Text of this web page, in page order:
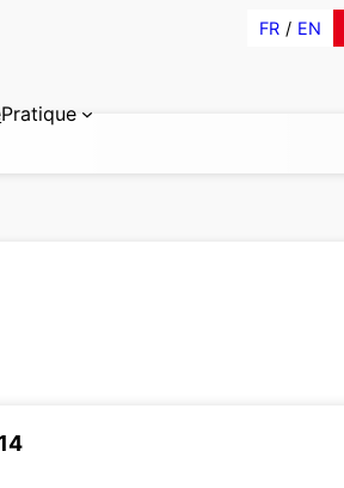
FR EN
Pratique